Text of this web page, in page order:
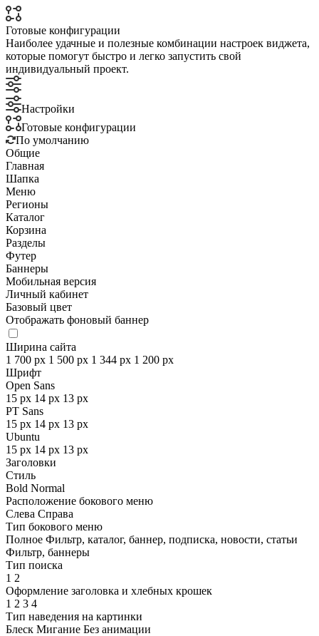
Готовые конфигурации
Наиболее удачные и полезные комбинации настроек виджета,
которые помогут быстро и легко запустить свой
индивидуальный проект.
Настройки
Готовые конфигурации
По умолчанию
Общие
Главная
Шапка
Меню
Регионы
Каталог
Корзина
Разделы
Футер
Баннеры
Мобильная версия
Личный кабинет
Базовый цвет
Отображать фоновый баннер
Ширина сайта
1 700 px 1 500 px 1 344 px 1 200 px
Шрифт
Open Sans
15 px 14 px 13 px
PT Sans
15 px 14 px 13 px
Ubuntu
15 px 14 px 13 px
Заголовки
Стиль
Bold Normal
Расположение бокового меню
Слева Справа
Тип бокового меню
Полное Фильтр, каталог, баннер, подписка, новости, статьи
Фильтр, баннеры
Тип поиска
1 2
Оформление заголовка и хлебных крошек
1 2 3 4
Тип наведения на картинки
Блеск Мигание Без анимации